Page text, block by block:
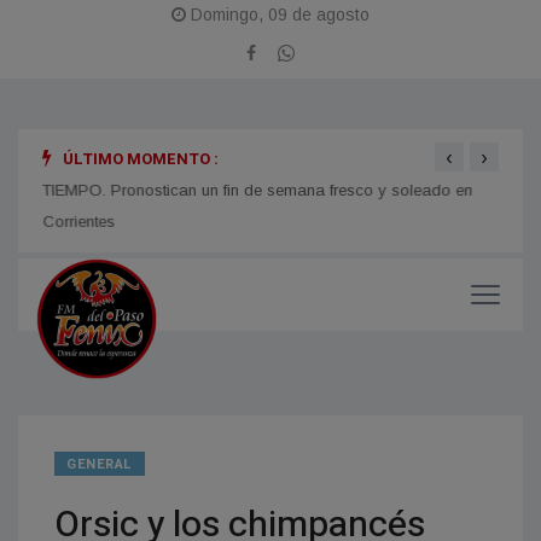
Domingo, 09 de agosto
ÚLTIMO MOMENTO :
TIEMPO. Pronostican un fin de semana fresco y soleado en
Corrientes
‹ ›
GENERAL
Orsic y los chimpancés